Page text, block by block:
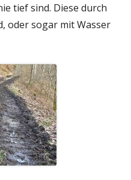
tief sind. Diese durch
oder sogar mit Wasser